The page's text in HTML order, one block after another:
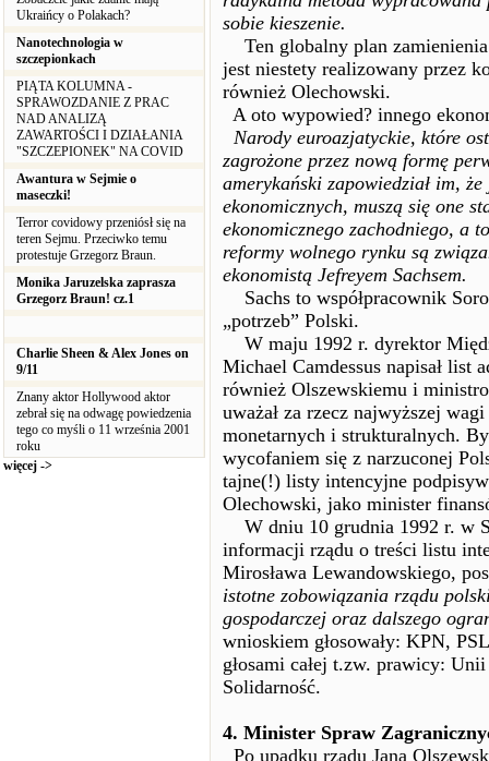
Ukraińcy o Polakach?
Nanotechnologia w
szczepionkach
PIĄTA KOLUMNA -
SPRAWOZDANIE Z PRAC
NAD ANALIZĄ
ZAWARTOŚCI I DZIAŁANIA
"SZCZEPIONEK" NA COVID
Awantura w Sejmie o
maseczki!
Terror covidowy przeniósł się na
teren Sejmu. Przeciwko temu
protestuje Grzegorz Braun.
Monika Jaruzelska zaprasza
Grzegorz Braun! cz.1
Charlie Sheen & Alex Jones on
9/11
Znany aktor Hollywood aktor
zebrał się na odwagę powiedzenia
tego co myśli o 11 września 2001
roku
więcej ->
sobie kieszenie.
Ten globalny plan zamienienia
jest niestety realizowany przez
również Olechowski.
A oto wypowied? innego
Narody euroazjatyckie, które
zagrożone przez nową formę
amerykański zapowiedział im,
ekonomicznych, muszą się one
ekonomicznego zachodniego, a
reformy wolnego rynku są
ekonomistą Jefreyem Sachsem.
Sachs to współpracownik
„potrzeb” Polski.
W maju 1992 r. dyrektor
Michael Camdessus napisał list
również Olszewskiemu i
uważał za rzecz najwyższej
monetarnych i strukturalnych.
wycofaniem się z narzuconej
tajne(!) listy intencyjne
Olechowski, jako minister
W dniu 10 grudnia 1992 r. w
informacji rządu o treści listu
Mirosława Lewandowskiego,
istotne zobowiązania rządu
gospodarczej oraz dalszego
wnioskiem głosowały: KPN,
głosami całej t.zw. prawicy:
Solidarność.
4. Minister Spraw
Po upadku rządu Jana